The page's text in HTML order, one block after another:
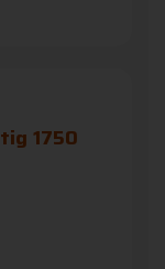
1750